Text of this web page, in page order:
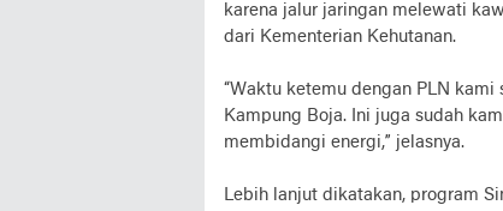
karena jalur jaringan melewati
dari Kementerian Kehutanan.
“Waktu ketemu dengan PLN
Kampung Boja. Ini juga sudah
membidangi energi,” jelasnya.
Lebih lanjut dikatakan, program